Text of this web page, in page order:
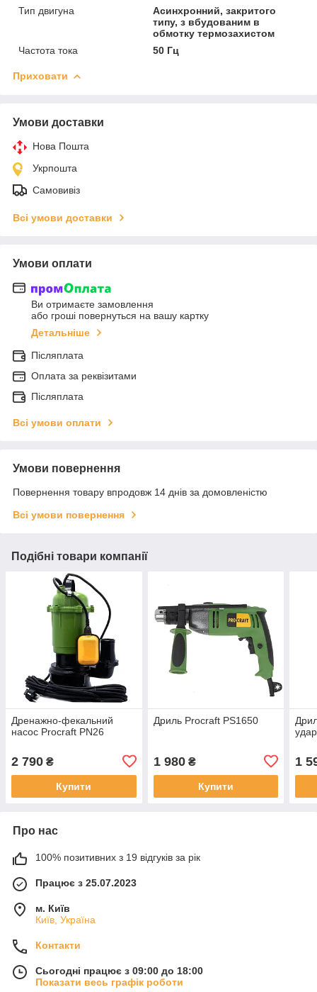
Тип двигуна
Асинхронний, закритого
типу, з вбудованим в
обмотку термозахистом
Частота тока
50 Гц
Приховати
Умови доставки
Нова Пошта
Укрпошта
Самовивіз
Всі умови доставки
Умови оплати
Ви отримаєте замовлення
або гроші повернуться на вашу картку
Детальніше
Післяплата
Оплата за реквізитами
Післяплата
Всі умови оплати
Умови повернення
Повернення товару впродовж 14 днів за домовленістю
Всі умови повернення
Подібні товари компанії
Дренажно-фекальний
насос Procraft PN26
2 790 ₴
Купити
Дриль Procraft PS1650
1 980₴
Купити
1
Про нас
100% позитивних з 19 відгуків за рік
Працює з 25.07.2023
м. Київ
Київ, Україна
Контакти
Сьогодні працює з 09:00 до 18:00
Показати весь графік роботи